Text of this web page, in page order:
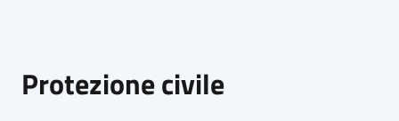
Protezione civile